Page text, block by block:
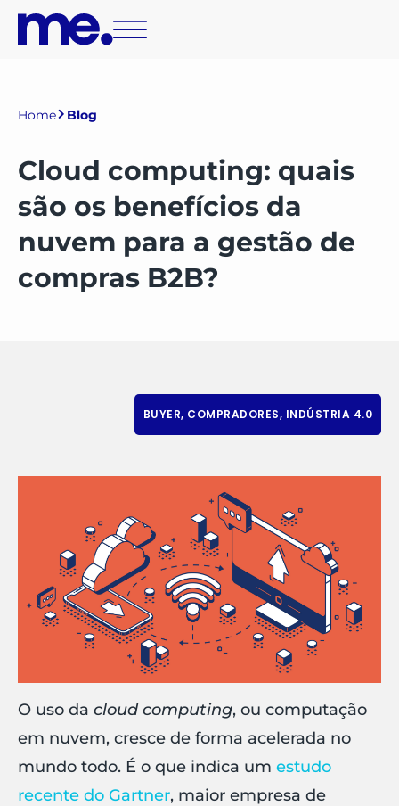
Home Blog
Cloud computing: quais
são os benefícios da
nuvem para a gestão de
compras B2B?
BUYER, COMPRADORES, INDÚSTRIA 4.0
O uso da cloud computing, ou computação
em nuvem, cresce de forma acelerada no
mundo todo. É o que indica um estudo
recente do Gartner, maior empresa de